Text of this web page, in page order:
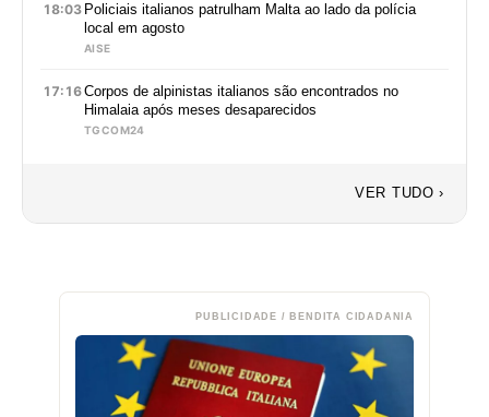
18:03 Policiais italianos patrulham Malta ao lado da polícia
local em agosto
AISE
17:16Corpos de alpinistas italianos são encontrados no
Himalaia após meses desaparecidos
TGCOM24
VER TUDO ›
PUBLICIDADE / BENDITA CIDADANIA